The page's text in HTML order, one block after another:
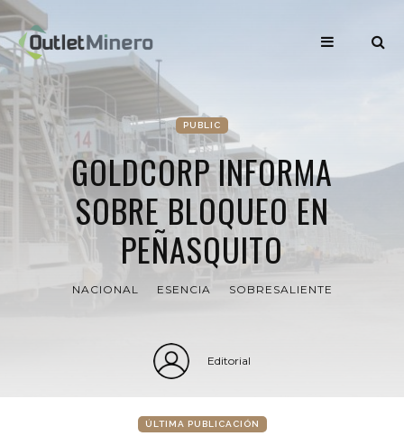
PUBLIC
GOLDCORP INFORMA
SOBRE BLOQUEO EN
PEÑASQUITO
NACIONAL ESENCIA SOBRESALIENTE
Editorial
ÚLTIMA PUBLICACIÓN